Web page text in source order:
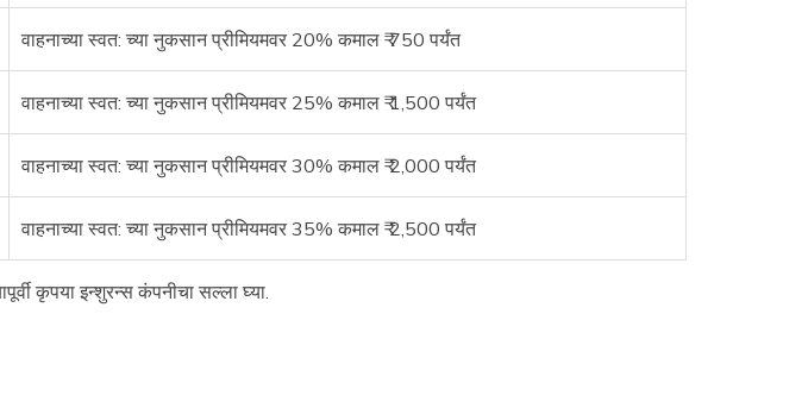
वाहनाच्या स्वत: च्या नुकसान प्रीमियमवर 20% कमाल ₹ 750 पर्यंत
वाहनाच्या स्वत: च्या नुकसान प्रीमियमवर 25% कमाल ₹ 1,500 पर्यंत
वाहनाच्या स्वत: च्या नुकसान प्रीमियमवर 30% कमाल ₹ 2,000 पर्यंत
वाहनाच्या स्वत: च्या नुकसान प्रीमियमवर 35% कमाल ₹ 2,500 पर्यंत
कृपया इन्शुरन्स कंपनीचा सल्ला घ्या.